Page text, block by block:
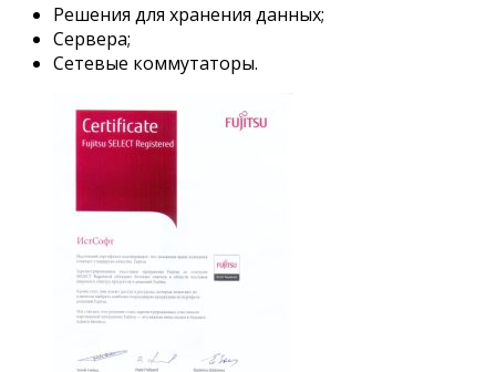
Решения для хранения данных;
Сервера;
Сетевые коммутаторы.